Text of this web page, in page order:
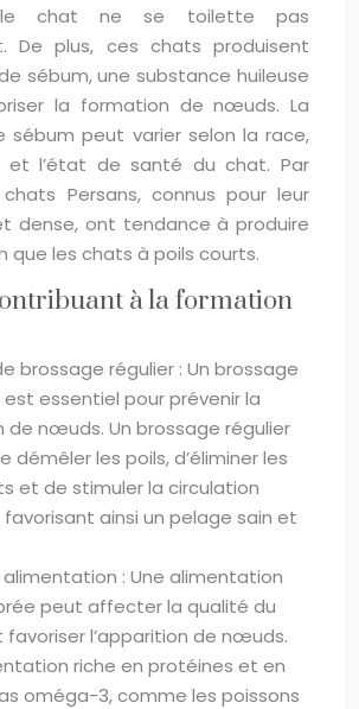
chat ne se toilette pas
De plus, ces chats produisent
sébum, une substance huileuse
la formation de nœuds. La
sébum peut varier selon la race,
et l’état de santé du chat. Par
Persans, connus pour leur
dense, ont tendance à produire
que les chats à poils courts.
à la formation
brossage régulier : Un brossage
essentiel pour prévenir la
de nœuds. Un brossage régulier
démêler les poils, d’éliminer les
et de stimuler la circulation
favorisant ainsi un pelage sain et
alimentation : Une alimentation
peut affecter la qualité du
l’apparition de nœuds.
riche en protéines et en
oméga-3, comme les poissons